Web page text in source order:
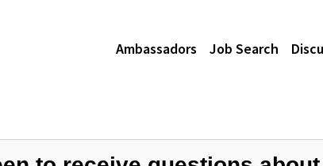
Ambassadors Job Search